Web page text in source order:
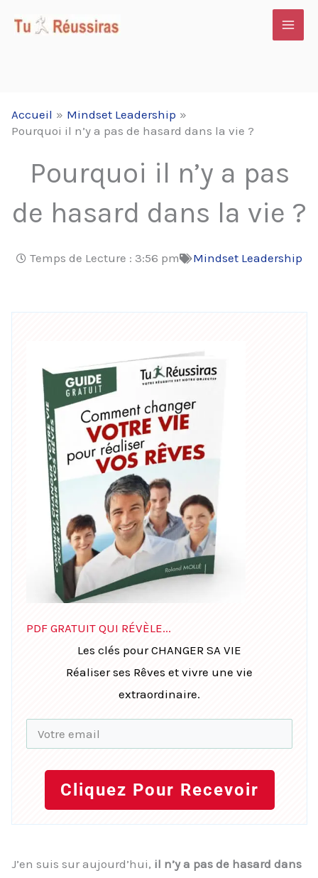
Accueil
Mindset Leadership
Pourquoi il n’y a pas de hasard dans la vie ?
Pourquoi il n’y a pas
de hasard dans la vie ?
Temps de Lecture : 3:56 pm Mindset Leadership
PDF GRATUIT QUI RÉVÈLE...
Les clés pour CHANGER SA VIE
Réaliser ses Rêves et vivre une vie
extraordinaire.
Cliquez Pour Recevoir
J’en suis sur aujourd’hui, il n’y a pas de hasard dans